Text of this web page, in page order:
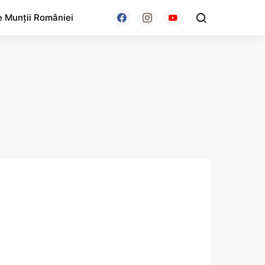
Munții României